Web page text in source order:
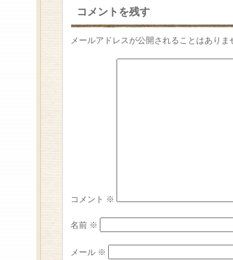
コメントを残す
メールアドレスが公開されることはありま
コメント ※
名前 ※
メール ※